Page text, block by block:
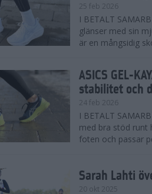
25 feb 2026
I BETALT
glänser med sin
är en mångsidig
ASICS GEL-
stabilitet och
24 feb 2026
I BETALT
med bra stöd runt
foten och passar
Sarah Lahti
20 okt 2025